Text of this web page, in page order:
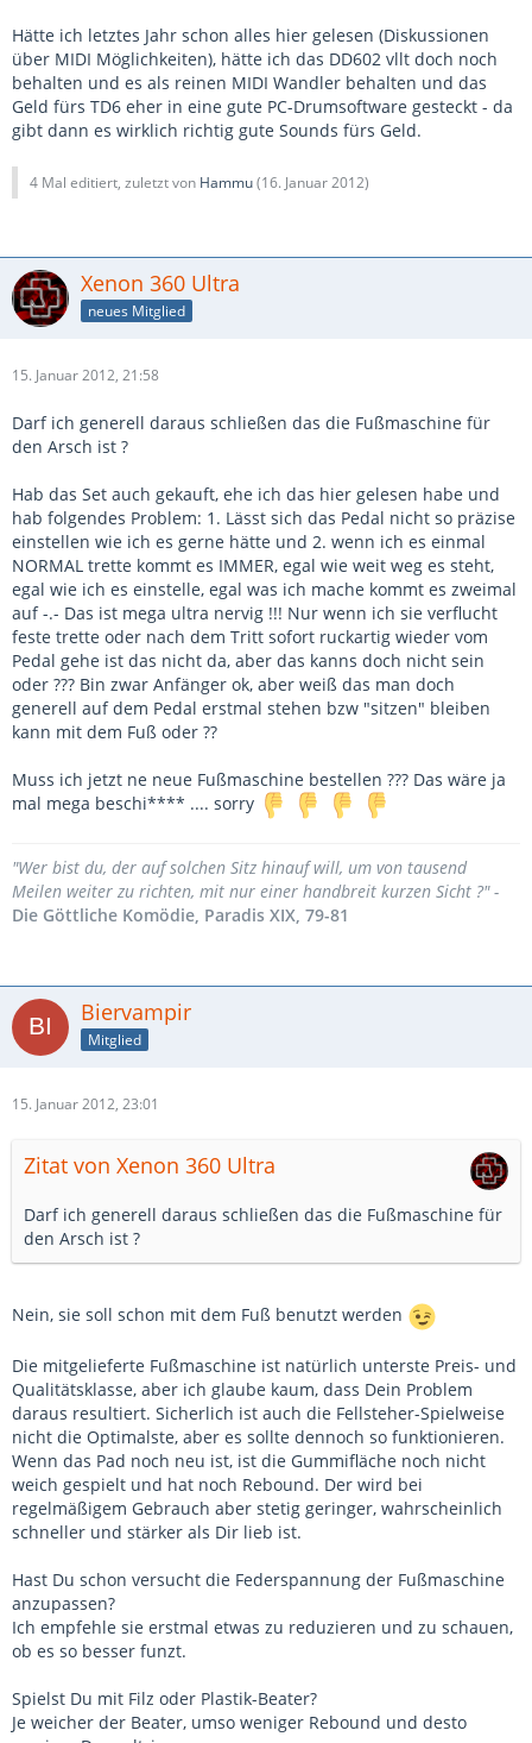
Hätte ich letztes Jahr schon alles hier gelesen (Diskussionen
über MIDI Möglichkeiten), hätte ich das DD602 vllt doch noch
behalten und es als reinen MIDI Wandler behalten und das
Geld fürs TD6 eher in eine gute PC-Drumsoftware gesteckt - da
gibt dann es wirklich richtig gute Sounds fürs Geld.
4 Mal editiert, zuletzt von Hammu(16. Januar 2012)
Xenon 360 Ultra
neues Mitglied
15. Januar 2012, 21:58
Darf ich generell daraus schließen das die Fußmaschine für
den Arsch ist ?
Hab das Set auch gekauft, ehe ich das hier gelesen habe und
hab folgendes Problem: 1. Lässt sich das Pedal nicht so präzise
einstellen wie ich es gerne hätte und 2. wenn ich es einmal
NORMAL trette kommt es IMMER, egal wie weit weg es steht,
egal wie ich es einstelle, egal was ich mache kommt es zweimal
auf -.- Das ist mega ultra nervig !!! Nur wenn ich sie verflucht
feste trette oder nach dem Tritt sofort ruckartig wieder vom
Pedal gehe ist das nicht da, aber das kanns doch nicht sein
oder ??? Bin zwar Anfänger ok, aber weiß das man doch
generell auf dem Pedal erstmal stehen bzw "sitzen" bleiben
kann mit dem Fuß oder ??
Muss ich jetzt ne neue Fußmaschine bestellen ??? Das wäre ja
mal mega beschi**** .... sorry
"Wer bist du, der auf solchen Sitz hinauf will, um von tausend
Meilen weiter zu richten, mit nur einer handbreit kurzen Sicht ?" -
Die Göttliche Komödie, Paradis XIX, 79-81
Biervampir
Mitglied
15. Januar 2012, 23:01
Zitat von Xenon 360 Ultra
Darf ich generell daraus schließen das die Fußmaschine für
den Arsch ist ?
Nein, sie soll schon mit dem Fuß benutzt werden
Die mitgelieferte Fußmaschine ist natürlich unterste Preis- und
Qualitätsklasse, aber ich glaube kaum, dass Dein Problem
daraus resultiert. Sicherlich ist auch die Fellsteher-Spielweise
nicht die Optimalste, aber es sollte dennoch so funktionieren.
Wenn das Pad noch neu ist, ist die Gummifläche noch nicht
weich gespielt und hat noch Rebound. Der wird bei
regelmäßigem Gebrauch aber stetig geringer, wahrscheinlich
schneller und stärker als Dir lieb ist.
Hast Du schon versucht die Federspannung der Fußmaschine
anzupassen?
Ich empfehle sie erstmal etwas zu reduzieren und zu schauen,
ob es so besser funzt.
Spielst Du mit Filz oder Plastik-Beater?
Je weicher der Beater, umso weniger Rebound und desto